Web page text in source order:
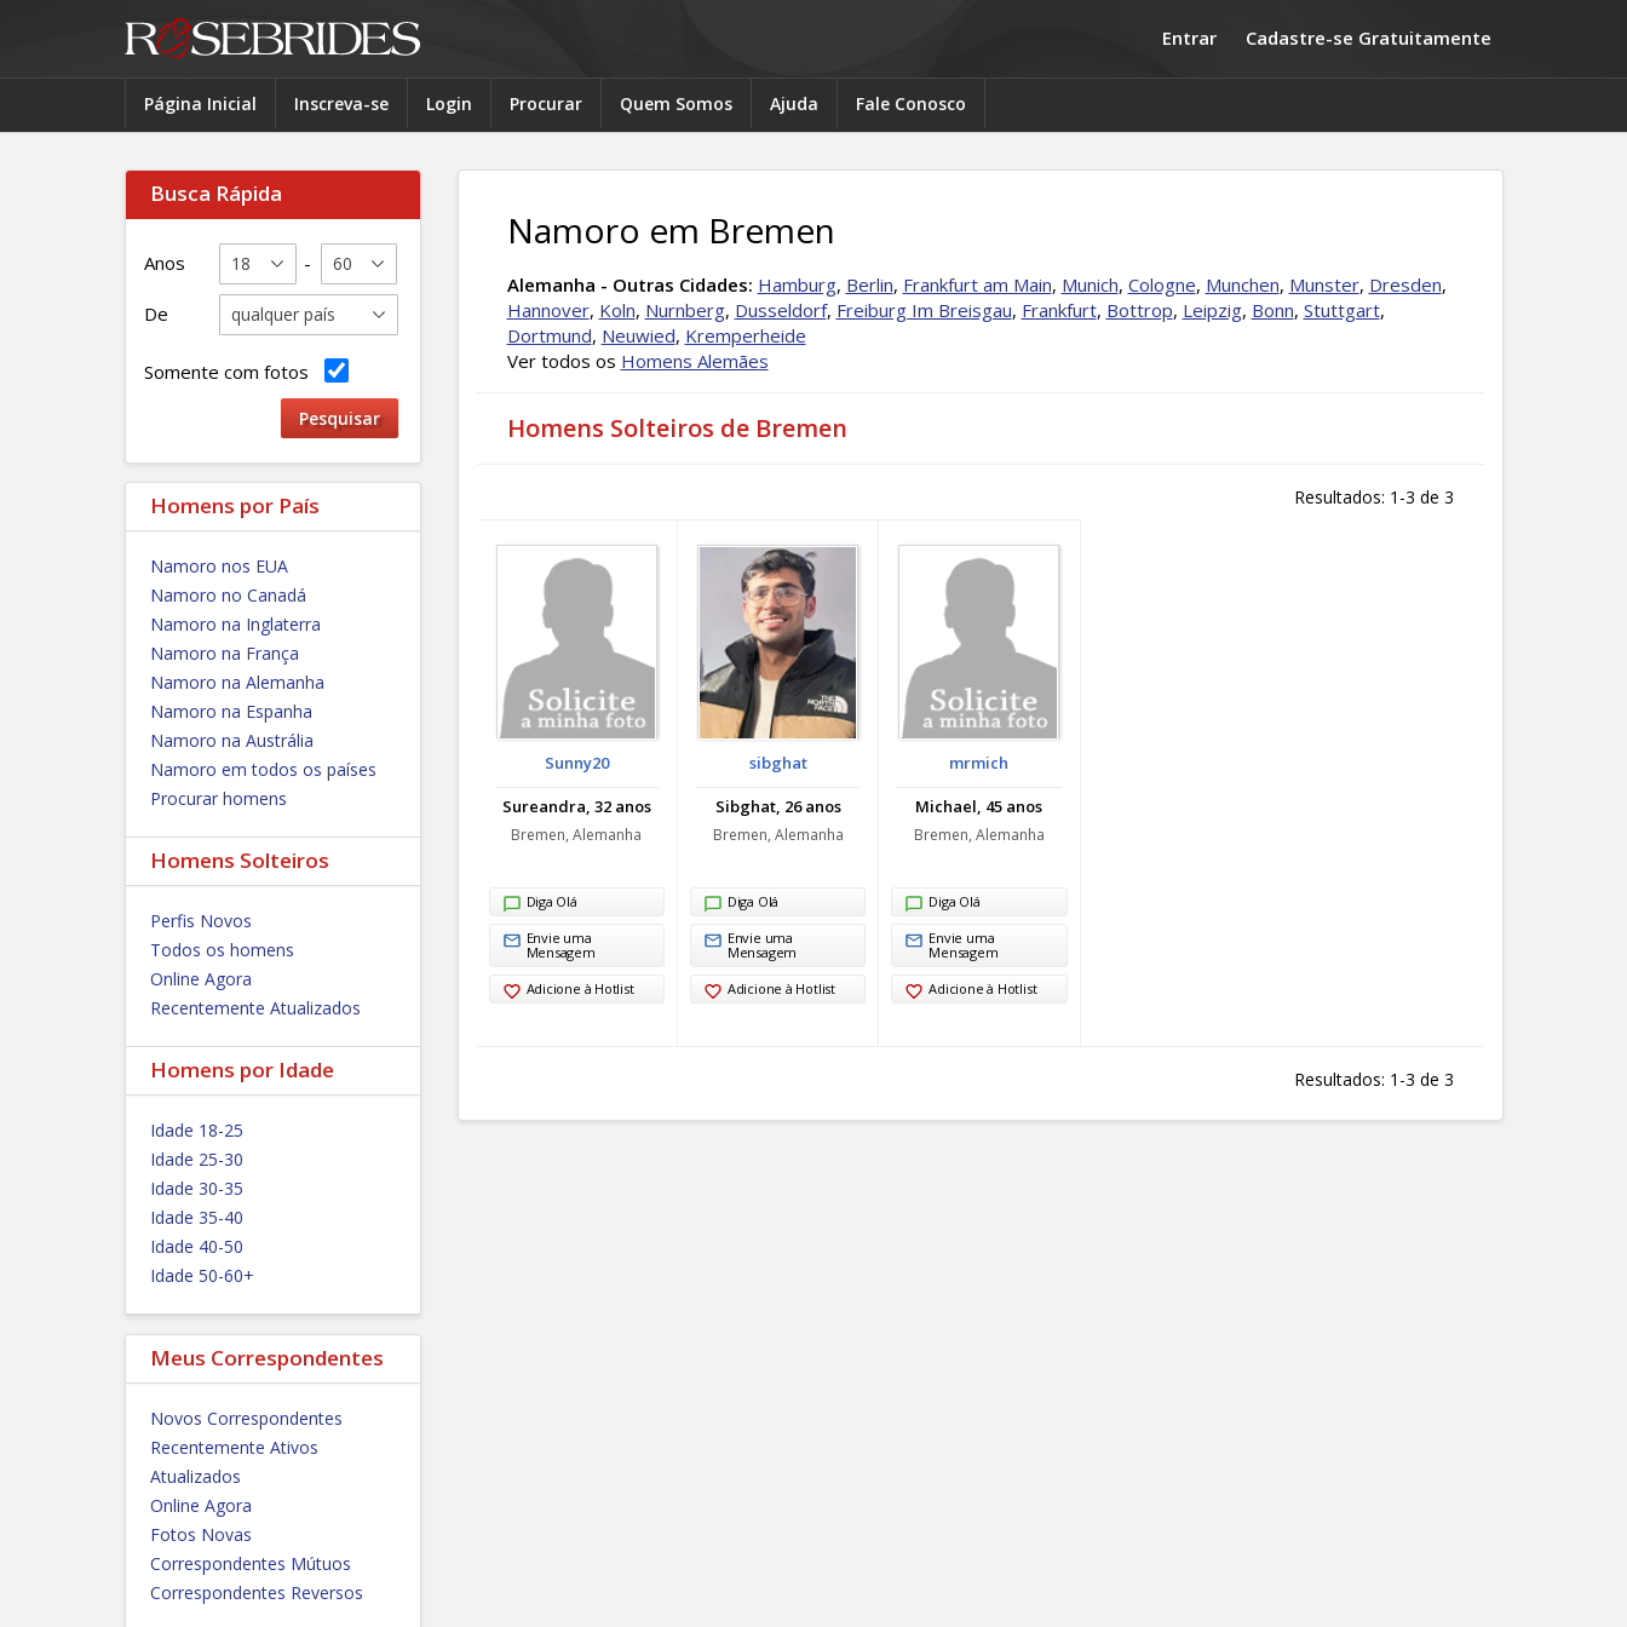
Entrar Cadastre-se Gratuitamente
Página Inicial Inscreva-se Login Procurar Quem Somos Ajuda Fale Conosco
Busca Rápida
Anos -
De
Somente com fotos
Homens por País
Namoro nos EUA
Namoro no Canadá
Namoro na Inglaterra
Namoro na França
Namoro na Alemanha
Namoro na Espanha
Namoro na Austrália
Namoro em todos os países
Procurar homens
Homens Solteiros
Perfis Novos
Todos os homens
Online Agora
Recentemente Atualizados
Homens por Idade
Idade 18-25
Idade 25-30
Idade 30-35
Idade 35-40
Idade 40-50
Idade 50-60+
Meus Correspondentes
Novos Correspondentes
Recentemente Ativos
Atualizados
Online Agora
Fotos Novas
Correspondentes Mútuos
Correspondentes Reversos
Namoro em Bremen
Alemanha - Outras Cidades: Hamburg, Berlin, Frankfurt am Main, Munich, Cologne, Munchen, Munster, Dresden,
Hannover, Koln, Nurnberg, Dusseldorf, Freiburg Im Breisgau, Frankfurt, Bottrop, Leipzig, Bonn, Stuttgart,
Dortmund, Neuwied, Kremperheide
Ver todos os Homens Alemães
Homens Solteiros de Bremen
Resultados: 1-3 de 3
Sunny20
Sureandra, 32 anos
Bremen, Alemanha
Diga Olá
Envie uma
Mensagem
Adicione à Hotlist
sibghat
Sibghat, 26 anos
Bremen, Alemanha
Diga Olá
Envie uma
Mensagem
Adicione à Hotlist
mrmich
Michael, 45 anos
Bremen, Alemanha
Diga Olá
Envie uma
Mensagem
Adicione à Hotlist
Resultados: 1-3 de 3